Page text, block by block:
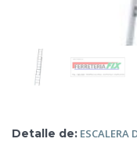
Detalle de: ESCALERA